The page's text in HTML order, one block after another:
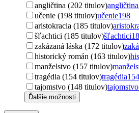
angličtina (202 titulov)angličtina
učenie (198 titulov)učenie198
aristokracia (185 titulov)
šľachtici (185 titulov)šľachtici
zakázaná láska (172 titulov)
historický román (163 titulov)
manželstvo (157 titulov)
tragédia (154 titulov)tragédia154
tajomstvo (148 titulov)tajomstvo
Ďalšie možnosti